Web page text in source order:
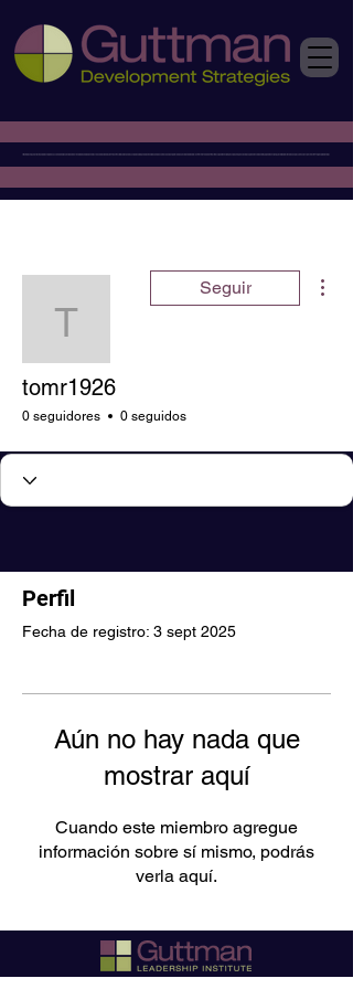
tomr1926
Seguir
tomr1926
0 seguidores 0 seguidos
Perfil
Fecha de registro: 3 sept 2025
Aún no hay nada que
mostrar aquí
Cuando este miembro agregue
información sobre sí mismo, podrás
verla aquí.